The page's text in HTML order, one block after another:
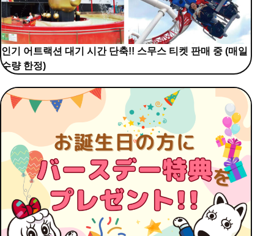
인기 어트랙션 대기 시간 단축!! 스무스 티켓 판매 중 (매일
수량 한정)